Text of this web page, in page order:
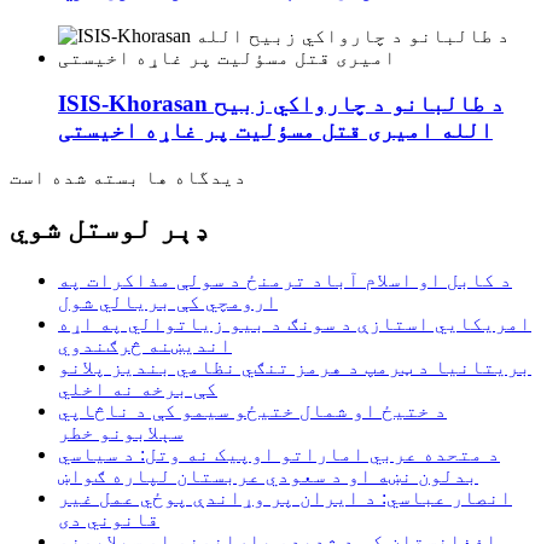
ISIS-Khorasan د طالبانو د چارواکي زبیح
الله امیری قتل مسؤلیت پر غاړه اخیستی
دیدگاه ها بسته شده است
ډېر لوستل شوي
د کابل او اسلام آباد ترمنځ د سولې مذاکرات په
ارومچي کې بريالي شول
امریکايي استازې د سونګ د بیو زیاتوالي په اړه
اندیښنه څرګندوي
بریتانیا د ټرمپ د هرمز تنګي نظامي بندیز پلانو
کې برخه نه اخلي
د ختیځ او شمال ختیځو سیمو کې د ناڅاپي
سېلابونو خطر
د متحده عربي اماراتو اوپیک نه وتل: د سیاسي
بدلون نښه او د سعودي عربستان لپاره ګواښ
انصار عباسي: د ایران پر وړاندې پوځي عمل غیر
قانوني دی